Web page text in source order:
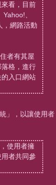
看，目前
、
，網路活動
者有其屋
格，進行
入口網站
」
，以讓使用者
使用者擁
者共同參